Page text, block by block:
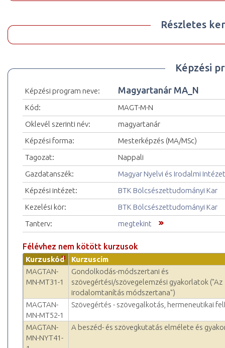
Részletes
Képzési
Képzési program neve: Magyartanár MA_N
Kód:
MAGT-M-N
Oklevél szerinti név:
magyartanár
Képzési forma:
Mesterképzés (MA/MSc)
Tagozat:
Nappali
Gazdatanszék:
Magyar Nyelvi és Irodalmi Intézet
Képzési intézet:
BTK Bölcsészettudományi Kar
Kezelési kör:
BTK Bölcsészettudományi Kar
Tanterv:
megtekint
Félévhez nem kötött kurzusok
Kurzuskód
Kurzuscím
MAGTAN-
MN-MT31-1
Gondolkodás-módszertani és
szövegértési/szövegelemzési gyakorlatok ("Az
irodalomtanítás módszertana")
MAGTAN-
MN-MT52-1
Szövegértés - szövegalkotás, hermeneutikai
MAGTAN-
MN-NYT41-
A beszéd- és szövegkutatás elmélete és